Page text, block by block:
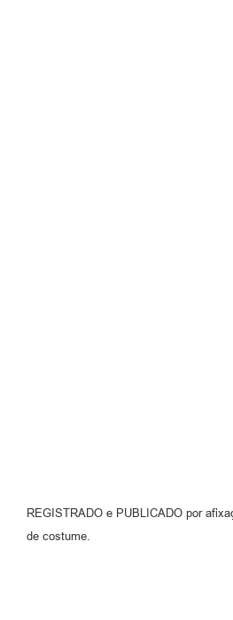
REGISTRADO e PUBLICADO por
de costume.